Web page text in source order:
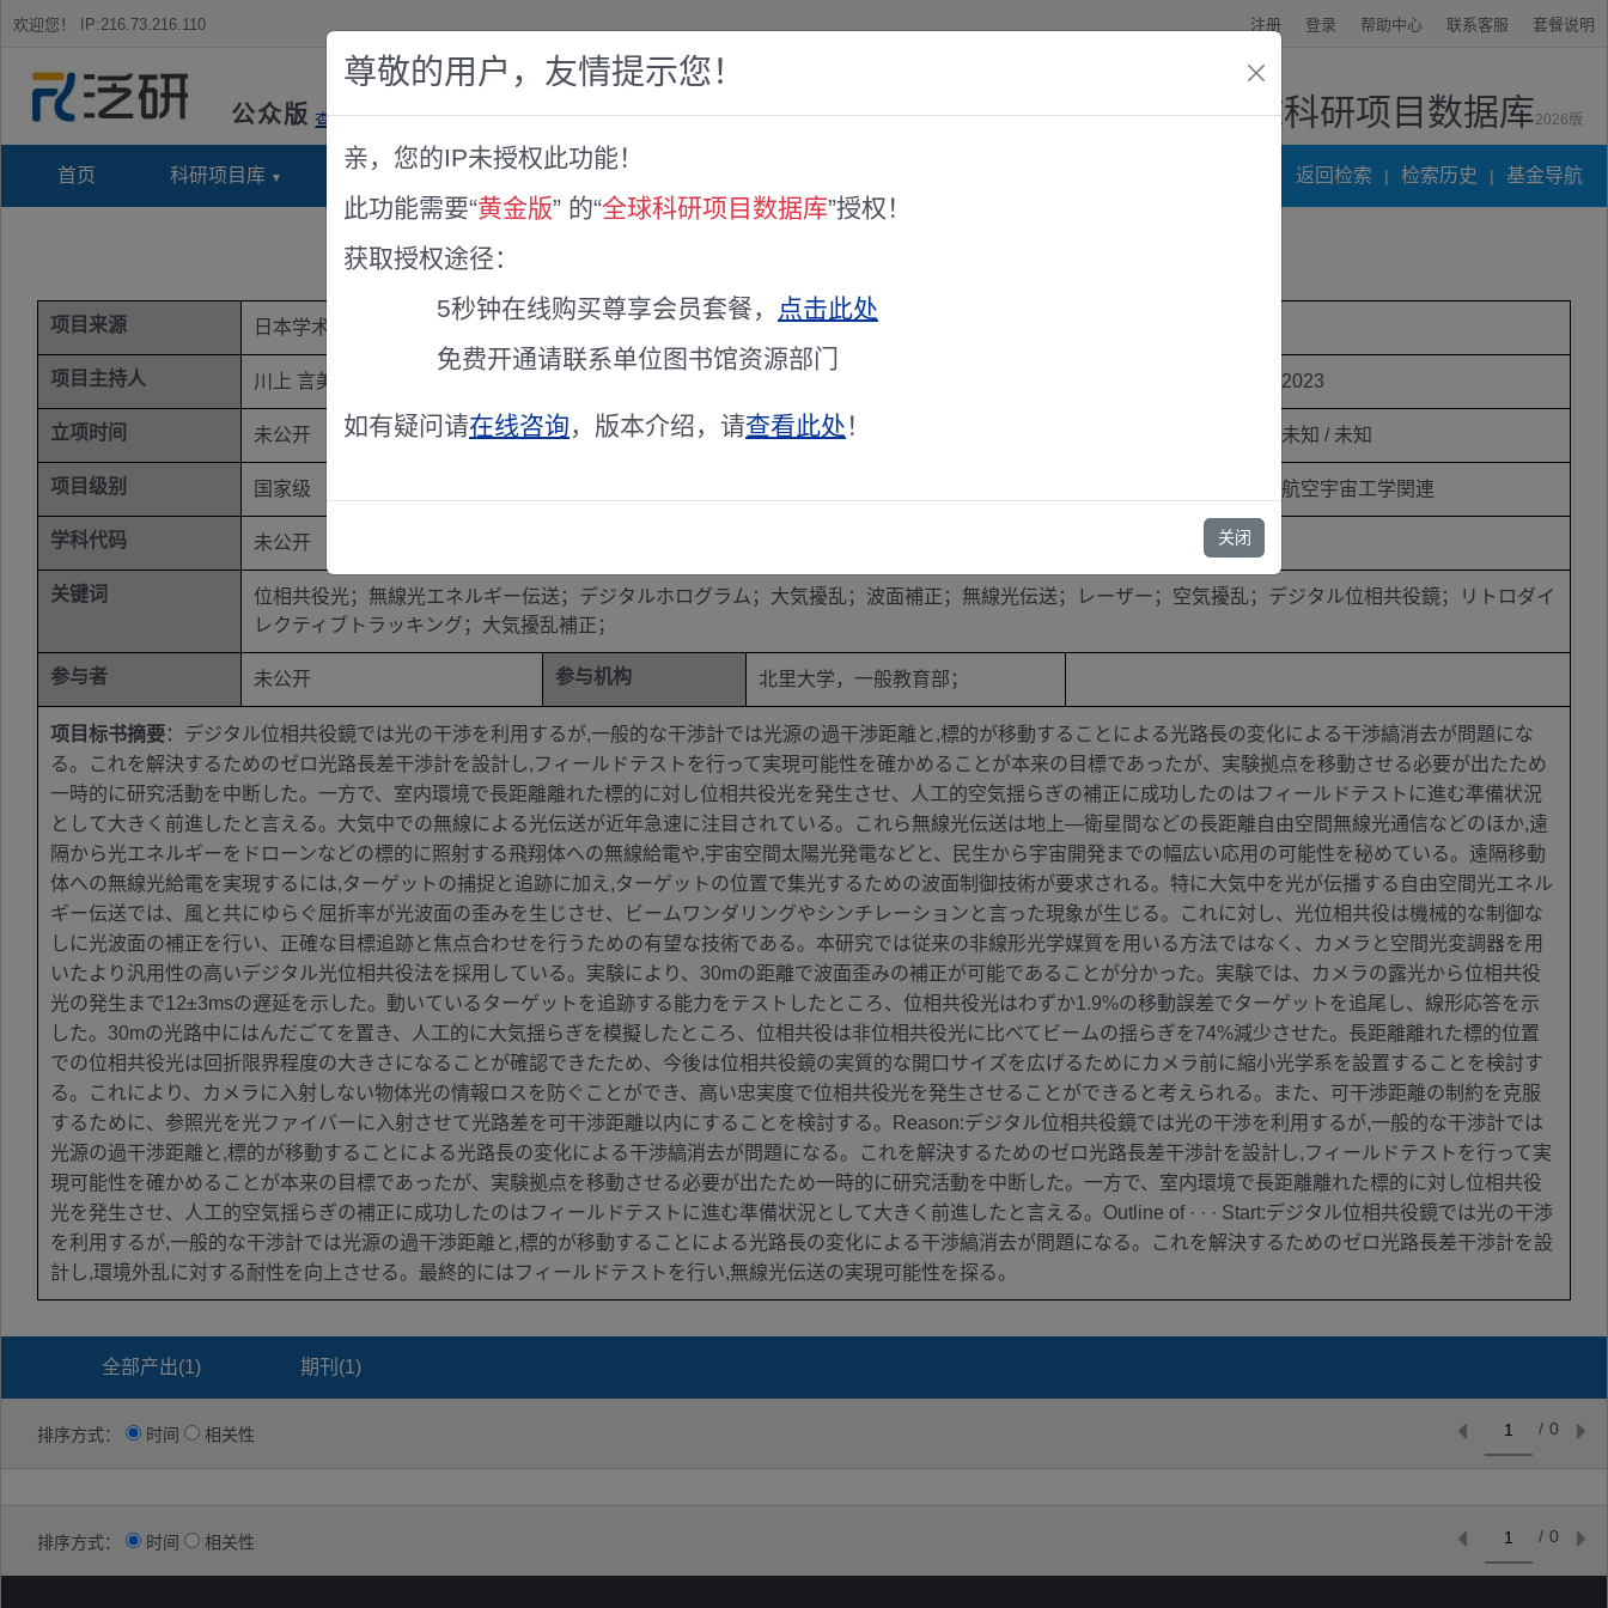
欢迎您！ IP:216.73.216.110 注册 登录 帮助中心 联系客服 套餐说明
公众版 查看说明 全球科研项目数据库2026版
首页 科研项目库 项目指南库 奖项竞赛库 返回检索 | 检索历史 | 基金导航
無線光エネルギー伝送に向けたデジタル位相共役光による大気擾乱補正
项目来源 日本学术振兴会基金(JSPS)
项目主持人 川上 言美 2023
立项时间 未公开 项目编号 23K13497 未知 / 未知
项目级别 国家级 航空宇宙工学関連
学科代码 未公开
关键词
位相共役光；無線光エネルギー伝送；デジタルホログラム；大気擾乱；波面補正；無線光伝送；レーザー；空気擾乱；デジタル位相共役鏡；リトロダイ
レクティブトラッキング；大気擾乱補正；
参与者 未公开 参与机构 北里大学，一般教育部；
项目标书摘要：デジタル位相共役鏡では光の干渉を利用するが,一般的な干渉計では光源の過干渉距離と,標的が移動することによる光路長の変化による干渉縞消去が問題にな
る。これを解決するためのゼロ光路長差干渉計を設計し,フィールドテストを行って実現可能性を確かめることが本来の目標であったが、実験拠点を移動させる必要が出たため
一時的に研究活動を中断した。一方で、室内環境で長距離離れた標的に対し位相共役光を発生させ、人工的空気揺らぎの補正に成功したのはフィールドテストに進む準備状況
として大きく前進したと言える。大気中での無線による光伝送が近年急速に注目されている。これら無線光伝送は地上—衛星間などの長距離自由空間無線光通信などのほか,遠
隔から光エネルギーをドローンなどの標的に照射する飛翔体への無線給電や,宇宙空間太陽光発電などと、民生から宇宙開発までの幅広い応用の可能性を秘めている。遠隔移動
体への無線光給電を実現するには,ターゲットの捕捉と追跡に加え,ターゲットの位置で集光するための波面制御技術が要求される。特に大気中を光が伝播する自由空間光エネル
ギー伝送では、風と共にゆらぐ屈折率が光波面の歪みを生じさせ、ビームワンダリングやシンチレーションと言った現象が生じる。これに対し、光位相共役は機械的な制御な
しに光波面の補正を行い、正確な目標追跡と焦点合わせを行うための有望な技術である。本研究では従来の非線形光学媒質を用いる方法ではなく、カメラと空間光変調器を用
いたより汎用性の高いデジタル光位相共役法を採用している。実験により、30mの距離で波面歪みの補正が可能であることが分かった。実験では、カメラの露光から位相共役
光の発生まで12±3msの遅延を示した。動いているターゲットを追跡する能力をテストしたところ、位相共役光はわずか1.9%の移動誤差でターゲットを追尾し、線形応答を示
した。30mの光路中にはんだごてを置き、人工的に大気揺らぎを模擬したところ、位相共役は非位相共役光に比べてビームの揺らぎを74%減少させた。長距離離れた標的位置
での位相共役光は回折限界程度の大きさになることが確認できたため、今後は位相共役鏡の実質的な開口サイズを広げるためにカメラ前に縮小光学系を設置することを検討す
る。これにより、カメラに入射しない物体光の情報ロスを防ぐことができ、高い忠実度で位相共役光を発生させることができると考えられる。また、可干渉距離の制約を克服
するために、参照光を光ファイバーに入射させて光路差を可干渉距離以内にすることを検討する。Reason:デジタル位相共役鏡では光の干渉を利用するが,一般的な干渉計では
光源の過干渉距離と,標的が移動することによる光路長の変化による干渉縞消去が問題になる。これを解決するためのゼロ光路長差干渉計を設計し,フィールドテストを行って実
現可能性を確かめることが本来の目標であったが、実験拠点を移動させる必要が出たため一時的に研究活動を中断した。一方で、室内環境で長距離離れた標的に対し位相共役
光を発生させ、人工的空気揺らぎの補正に成功したのはフィールドテストに進む準備状況として大きく前進したと言える。Outline of · · · Start:デジタル位相共役鏡では光の干渉
を利用するが,一般的な干渉計では光源の過干渉距離と,標的が移動することによる光路長の変化による干渉縞消去が問題になる。これを解決するためのゼロ光路長差干渉計を設
計し,環境外乱に対する耐性を向上させる。最終的にはフィールドテストを行い,無線光伝送の実現可能性を探る。
全部产出(1) 期刊(1)
排序方式： 时间 相关性 0
/
排序方式： 时间 相关性 0
/
尊敬的用户，友情提示您！
亲，您的IP未授权此功能！
此功能需要“黄金版” 的“全球科研项目数据库”授权！
获取授权途径：
5秒钟在线购买尊享会员套餐，
点击此处
免费开通请联系单位图书馆资源部门
如有疑问请在线咨询，版本介绍，请查看此处 ！
关闭